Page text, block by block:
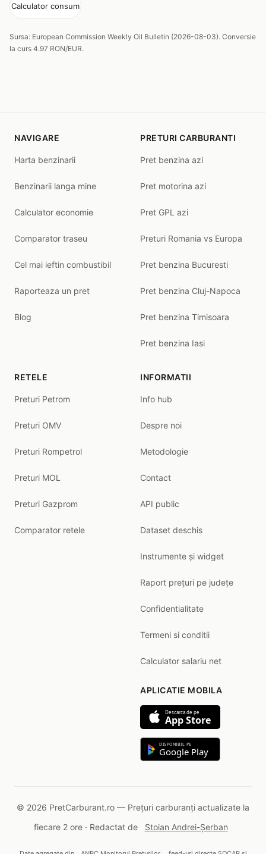
Calculator consum
Sursa: European Commission Weekly Oil Bulletin (2026-08-03). Conversie
la curs 4.97 RON/EUR.
NAVIGARE
Harta benzinarii
Benzinarii langa mine
Calculator economie
Comparator traseu
Cel mai ieftin combustibil
Raporteaza un pret
Blog
PRETURI CARBURANTI
Pret benzina azi
Pret motorina azi
Pret GPL azi
Preturi Romania vs Europa
Pret benzina Bucuresti
Pret benzina Cluj-Napoca
Pret benzina Timisoara
Pret benzina Iasi
RETELE
Preturi Petrom
Preturi OMV
Preturi Rompetrol
Preturi MOL
Preturi Gazprom
Comparator retele
INFORMATII
Info hub
Despre noi
Metodologie
Contact
API public
Dataset deschis
Instrumente și widget
Raport prețuri pe județe
Confidentialitate
Termeni si conditii
Calculator salariu net
APLICATIE MOBILA
Descarca de pe
App Store
DISPONIBIL PE
Google Play
© 2026 PretCarburant.ro — Prețuri carburanți actualizate la
fiecare 2 ore · Redactat de
Stoian Andrei-Șerban